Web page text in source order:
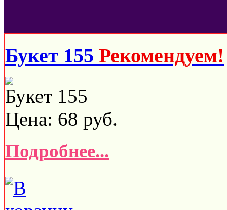
Букет 155 Рекомендуем!
Букет 155
Цена: 68 руб.
Подробнее...